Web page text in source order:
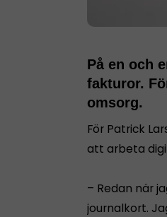
På en och
fakturor.
omsorg.
För Patrick
att arbeta
– Redan när
journalkort.